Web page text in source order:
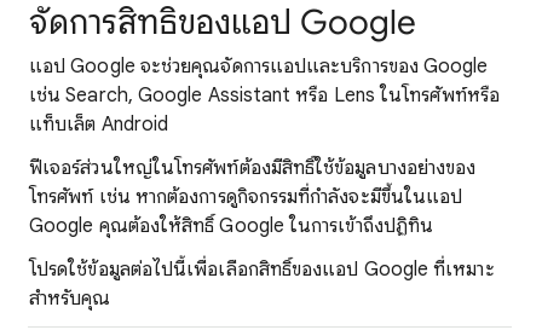
จัดการสิทธิ์ของแอป Google
แอป Google จะช่วยคุณจัดการแอปและบริการของ Google
เช่น Search, Google Assistant หรือ Lens ในโทรศัพท์หรือ
แท็บเล็ต Android
ฟีเจอร์ส่วนใหญ่ในโทรศัพท์ต้องมีสิทธิ์ใช้ข้อมูลบางอย่างของ
โทรศัพท์ เช่น หากต้องการดูกิจกรรมที่กำลังจะมีขึ้นในแอป
Google คุณต้องให้สิทธิ์ Google ในการเข้าถึงปฏิทิน
โปรดใช้ข้อมูลต่อไปนี้เพื่อเลือกสิทธิ์ของแอป Google ที่เหมาะ
สำหรับคุณ